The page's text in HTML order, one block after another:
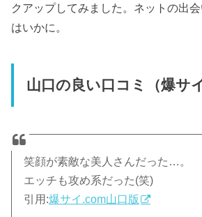
クアップしてみました。ネットの出
はいかに。
山口の良い口コミ（爆サ
笑顔が素敵な美人さんだった…。
エッチも攻め系だった(笑)
引用:爆サイ.com山口版